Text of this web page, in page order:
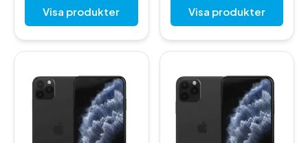
Visa produkter Visa produkter